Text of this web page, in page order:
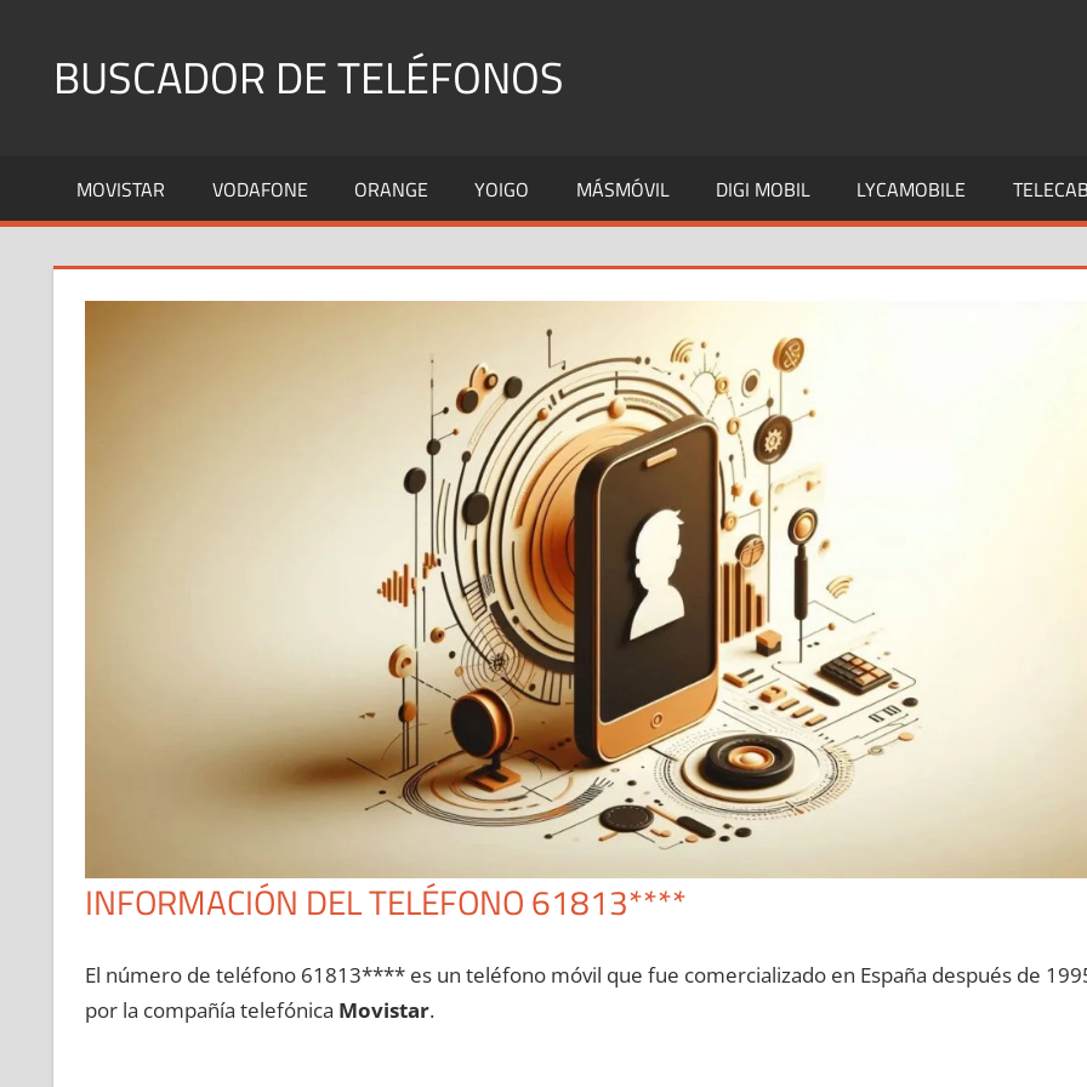
contenidoBUSCADOR DE TELÉFONOS
Fijos
y
MOVISTAR VODAFONE ORANGE YOIGO MÁSMÓVIL DIGI MOBIL LYCAMOBILE
INFORMACIÓN DEL TELÉFONO 61813****
El número dе teléfono 61813**** es un teléfono móvil quе fue comercializado en España después dе
pοr la compañía telefónica Movistar.